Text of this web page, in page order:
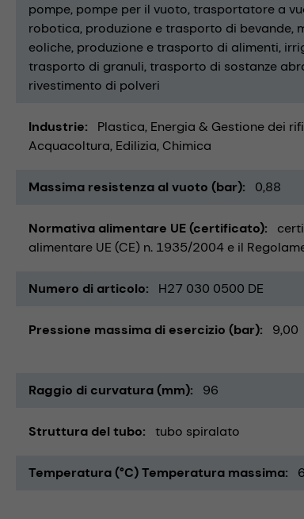
pompe pompe per il vuoto trasportatore a
robotica produzione e trasporto di bevande
eoliche produzione e trasporto di alimenti
trasporto di granuli trasporto di sostanze
rivestimento di polveri
Industrie Plastica Energia & Gestione dei
Acquacoltura Edilizia Chimica
Massima resistenza al vuoto (bar) 0,88
Normativa alimentare UE (certificato)
alimentare UE (CE) n. 1935/2004 e il
Numero di articolo H27 030 0500 DE
Pressione massima di esercizio (bar) 9,00
Raggio di curvatura (mm) 96
Struttura del tubo tubo spiralato
Temperatura (°C) Temperatura massima